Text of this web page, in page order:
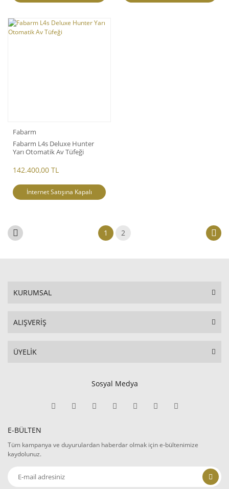
Fabarm
Fabarm L4s Deluxe Hunter
Yarı Otomatik Av Tüfeği
142.400,00 TL
İnternet Satışına Kapalı
1 2
KURUMSAL
ALIŞVERİŞ
ÜYELİK
Sosyal Medya
E-BÜLTEN
Tüm kampanya ve duyurulardan haberdar olmak için e-bültenimize
kaydolunuz.